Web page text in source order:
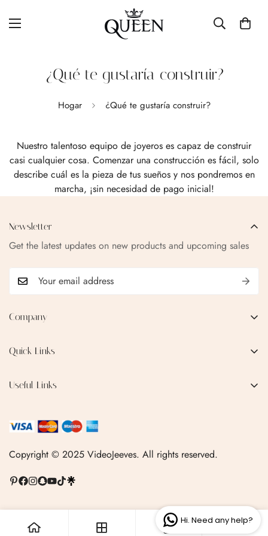
¿Qué te gustaría construir?
Hogar ¿Qué te gustaría construir?
Nuestro talentoso equipo de joyeros es capaz de construir
casi cualquier cosa. Comenzar una construcción es fácil, solo
describe cuál es la pieza de tus sueños y nos pondremos en
marcha, ¡sin necesidad de pago inicial!
Company
Quick Links
Contact Us
Useful Links
Terms & Conditions
FAQ
Linktr.ee
Newsletter
Get the latest updates on new products and upcoming sales
Copyright © 2025 VideoJeeves. All rights reserved.
0
Confirm your age
Are you 18 years old or older?
Hi. Need any help?